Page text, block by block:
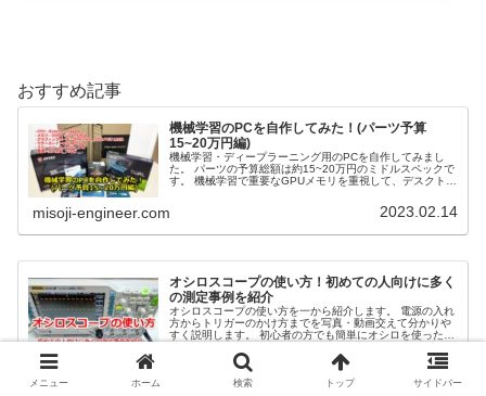
おすすめ記事
機械学習のPCを自作してみた！(パーツ予算
15~20万円編)
機械学習・ディープラーニング用のPCを自作してみまし
た。 パーツの予算総額は約15~20万円のミドルスペックで
す。 機械学習で重要なGPUメモリを重視して、デスクトッ
misoji-engineer.com 2023.02.14
オシロスコープの使い方！初めての人向けに多く
の測定事例を紹介
オシロスコープの使い方を一から紹介します。 電源の入れ
方からトリガーのかけ方までを写真・動画交えて分かりや
すく説明します。 初心者の方でも簡単にオシロを使った測
misoji-engineer.com 2024.08.14
メニュー ホーム 検索 トップ サイドバー